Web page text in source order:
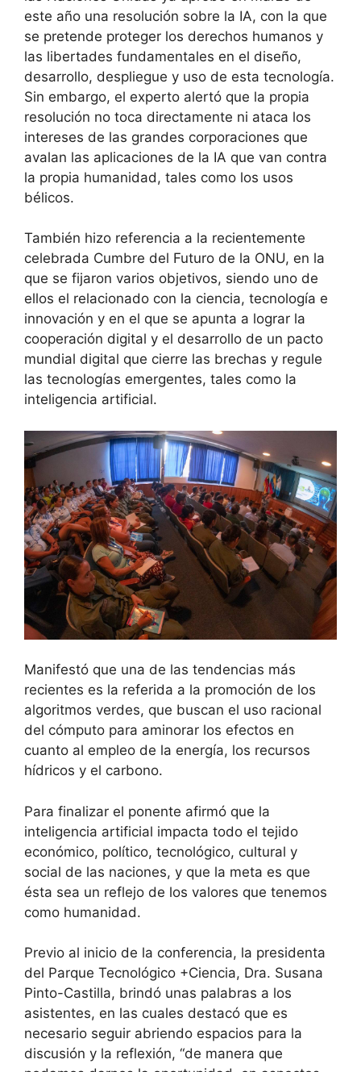
este año una resolución sobre la IA, con la que
se pretende proteger los derechos humanos y
las libertades fundamentales en el diseño,
desarrollo, despliegue y uso de esta tecnología.
Sin embargo, el experto alertó que la propia
resolución no toca directamente ni ataca los
intereses de las grandes corporaciones que
avalan las aplicaciones de la IA que van contra
la propia humanidad, tales como los usos
bélicos.
También hizo referencia a la recientemente
celebrada Cumbre del Futuro de la ONU, en la
que se fijaron varios objetivos, siendo uno de
ellos el relacionado con la ciencia, tecnología e
innovación y en el que se apunta a lograr la
cooperación digital y el desarrollo de un pacto
mundial digital que cierre las brechas y regule
las tecnologías emergentes, tales como la
inteligencia artificial.
Manifestó que una de las tendencias más
recientes es la referida a la promoción de los
algoritmos verdes, que buscan el uso racional
del cómputo para aminorar los efectos en
cuanto al empleo de la energía, los recursos
hídricos y el carbono.
Para finalizar el ponente afirmó que la
inteligencia artificial impacta todo el tejido
económico, político, tecnológico, cultural y
social de las naciones, y que la meta es que
ésta sea un reflejo de los valores que tenemos
como humanidad.
Previo al inicio de la conferencia, la presidenta
del Parque Tecnológico +Ciencia, Dra. Susana
Pinto-Castilla, brindó unas palabras a los
asistentes, en las cuales destacó que es
necesario seguir abriendo espacios para la
discusión y la reflexión, “de manera que